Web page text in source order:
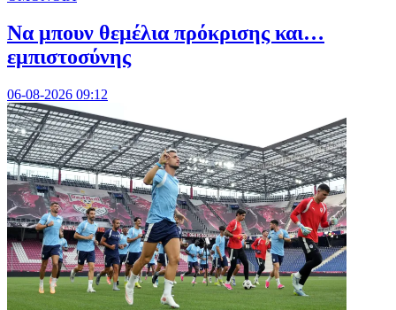
Να μπουν θεμέλια πρόκρισης και…
εμπιστοσύνης
06-08-2026 09:12